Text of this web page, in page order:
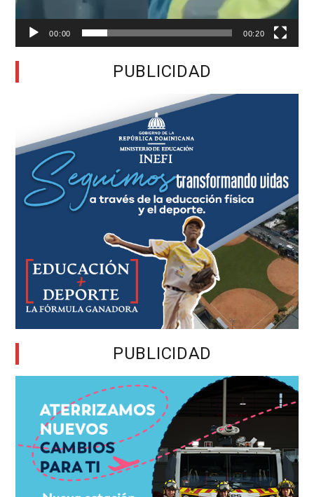
00:00 00:20
PUBLICIDAD
PUBLICIDAD